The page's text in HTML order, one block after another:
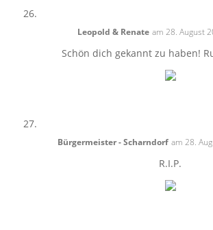
Leopold & Renate am 28. August
Schön dich gekannt zu haben!
Bürgermeister - Scharndorf am 28.
R.I.P.